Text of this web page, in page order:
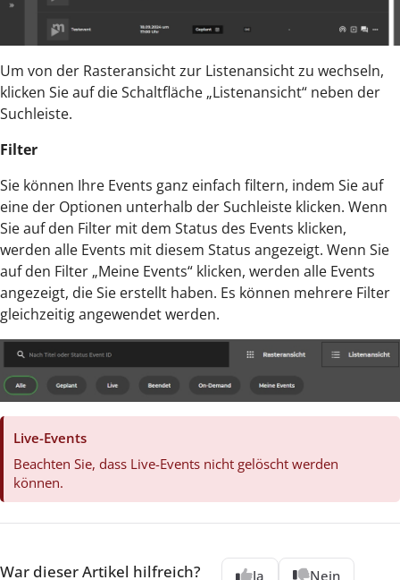
Um von der Rasteransicht zur Listenansicht zu wechseln,
klicken Sie auf die Schaltfläche „Listenansicht“ neben der
Suchleiste.
Filter
Sie können Ihre Events ganz einfach filtern, indem Sie auf
eine der Optionen unterhalb der Suchleiste klicken. Wenn
Sie auf den Filter mit dem Status des Events klicken,
werden alle Events mit diesem Status angezeigt. Wenn Sie
auf den Filter „Meine Events“ klicken, werden alle Events
angezeigt, die Sie erstellt haben. Es können mehrere Filter
gleichzeitig angewendet werden.
Live-Events
Beachten Sie, dass Live-Events nicht gelöscht werden
können.
War dieser Artikel hilfreich? Ja Nein